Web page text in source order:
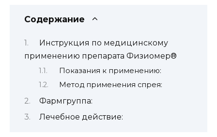
Содержание
Инструкция по медицинскому
применению препарата Физиомер®
Показания к применению:
Метод применения спрея:
Фармгруппа:
Лечебное действие: